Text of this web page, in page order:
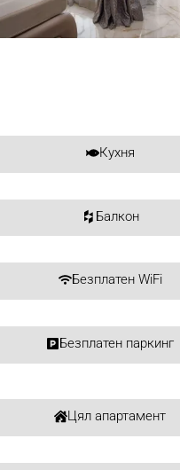
Безплатен паркинг
Безплатен WiFi
Балкон
Кухня
Цял апартамент